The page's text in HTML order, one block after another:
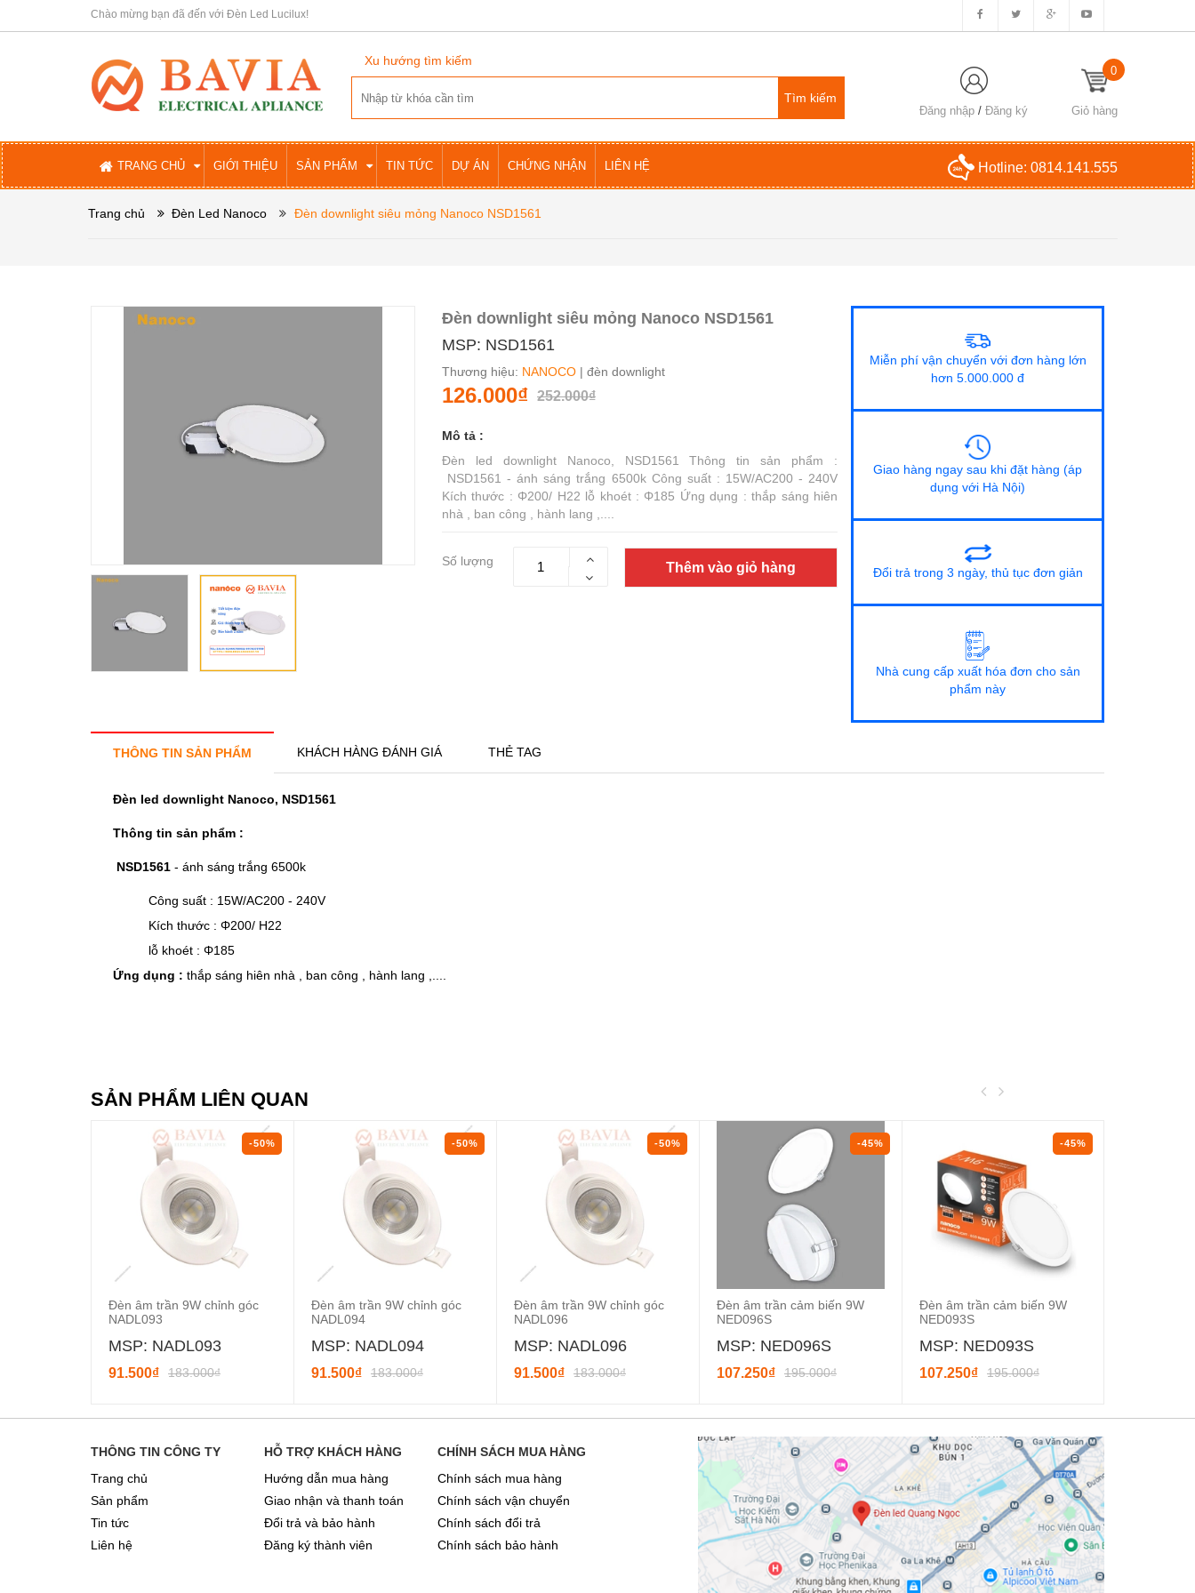
Chào mừng bạn đã đến với Đèn Led Lucilux!
Xu hướng tìm kiếm
Đăng nhập /Đăng ký Giỏ hàng
0
TRANG CHỦ GIỚI THIỆU SẢN PHẨM TIN TỨC DỰ ÁN CHỨNG NHẬN LIÊN HỆ Hotline: 0814.141.555
Trang chủ Đèn Led Nanoco Đèn downlight siêu mỏng Nanoco NSD1561
Đèn downlight siêu mỏng Nanoco NSD1561
MSP: NSD1561
Thương hiệu: NANOCO | đèn downlight
126.000₫ 252.000₫
Mô tả :
Đèn led downlight Nanoco, NSD1561 Thông tin sản phẩm :
NSD1561 - ánh sáng trắng 6500k Công suất : 15W/AC200 - 240V
Kích thước : Φ200/ H22 lỗ khoét : Φ185 Ứng dụng : thắp sáng hiên
nhà , ban công , hành lang ,....
Số lượng Thêm vào giỏ hàng
Miễn phí vận chuyển với đơn hàng lớn
hơn 5.000.000 đ
Giao hàng ngay sau khi đặt hàng (áp
dụng với Hà Nội)
Đổi trả trong 3 ngày, thủ tục đơn giản
Nhà cung cấp xuất hóa đơn cho sản
phẩm này
THÔNG TIN SẢN PHẨM KHÁCH HÀNG ĐÁNH GIÁ THẺ TAG
Đèn led downlight Nanoco, NSD1561
Thông tin sản phẩm :
NSD1561 - ánh sáng trắng 6500k
Công suất : 15W/AC200 - 240V
Kích thước : Φ200/ H22
lỗ khoét : Φ185
Ứng dụng : thắp sáng hiên nhà , ban công , hành lang ,....
SẢN PHẨM LIÊN QUAN
-50%
Đèn âm trần 9W chỉnh góc
NADL093
MSP: NADL093
91.500₫ 183.000₫
-50%
Đèn âm trần 9W chỉnh góc
NADL094
MSP: NADL094
91.500₫ 183.000₫
-50%
Đèn âm trần 9W chỉnh góc
NADL096
MSP: NADL096
91.500₫ 183.000₫
-45%
Đèn âm trần cảm biến 9W
NED096S
MSP: NED096S
107.250₫ 195.000₫
-45%
Đèn âm trần cảm biến 9W
NED093S
MSP: NED093S
107.250₫ 195.000₫
THÔNG TIN CÔNG TY
Trang chủ
Sản phẩm
Tin tức
Liên hệ
HỖ TRỢ KHÁCH HÀNG
Hướng dẫn mua hàng
Giao nhận và thanh toán
Đổi trả và bảo hành
Đăng ký thành viên
CHÍNH SÁCH MUA HÀNG
Chính sách mua hàng
Chính sách vận chuyển
Chính sách đổi trả
Chính sách bảo hành